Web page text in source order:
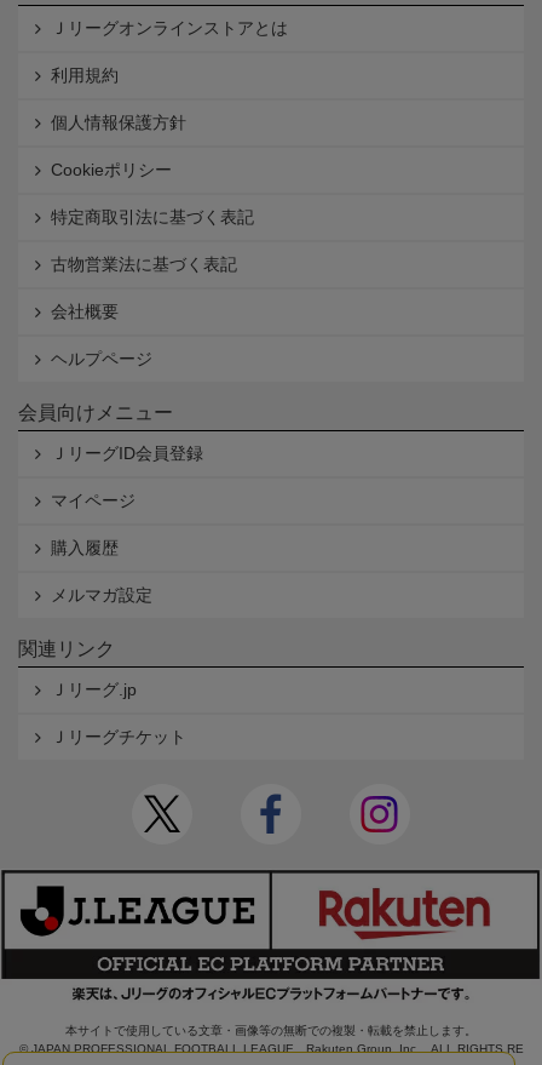
Ｊリーグオンラインストアとは
利用規約
個人情報保護方針
Cookieポリシー
特定商取引法に基づく表記
古物営業法に基づく表記
会社概要
ヘルプページ
会員向けメニュー
ＪリーグID会員登録
マイページ
購入履歴
メルマガ設定
関連リンク
Ｊリーグ.jp
Ｊリーグチケット
本サイトで使用している文章・画像等の無断での複製・転載を禁止します。
© JAPAN PROFESSIONAL FOOTBALL LEAGUE Rakuten Group, Inc. ALL RIGHTS RE